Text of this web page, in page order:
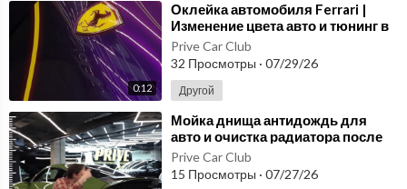
0:12
⁣Оклейка автомобиля Ferrari |
Изменение цвета авто и тюнинг в
Prive Car Club
Prive Car Club
32 Просмотры · 07/29/26
Другой
⁣Мойка днища антидождь для
авто и очистка радиатора после
зимы в PRIVE Car Club Москва
Prive Car Club
15 Просмотры · 07/27/26